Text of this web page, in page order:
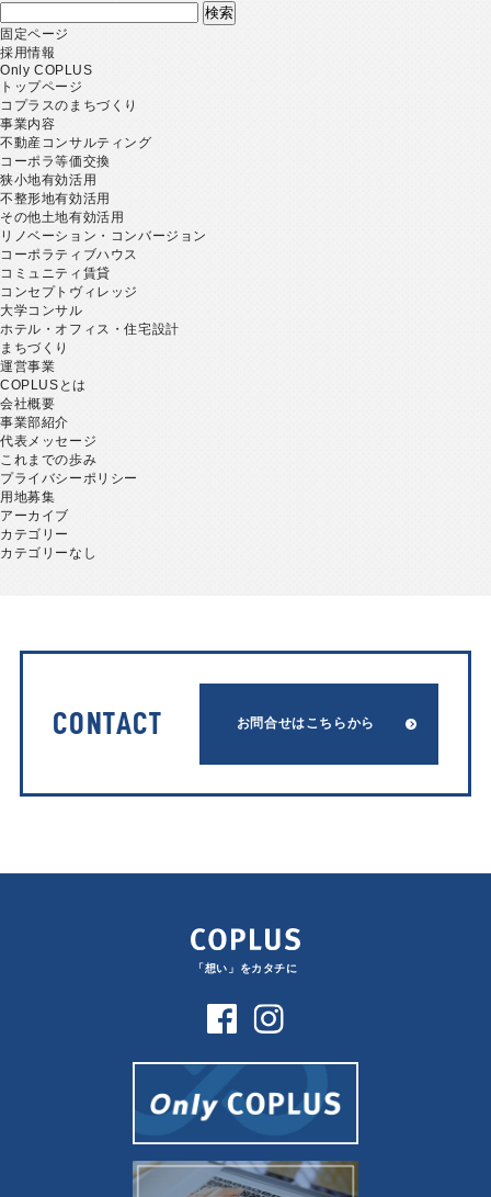
索:
固定ページ
採用情報
Only COPLUS
トップページ
コプラスのまちづくり
事業内容
不動産コンサルティング
コーポラ等価交換
狭小地有効活用
不整形地有効活用
その他土地有効活用
リノベーション・コンバージョン
コーポラティブハウス
コミュニティ賃貸
コンセプトヴィレッジ
大学コンサル
ホテル・オフィス・住宅設計
まちづくり
運営事業
COPLUSとは
会社概要
事業部紹介
代表メッセージ
これまでの歩み
プライバシーポリシー
用地募集
アーカイブ
カテゴリー
カテゴリーなし
CONTACT お問合せはこちらから
「想い」をカタチに